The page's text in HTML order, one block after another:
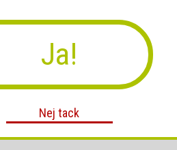
Ja!
Nej tack